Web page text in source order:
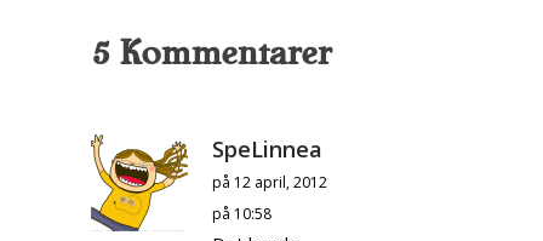
5 Kommentarer
SpeLinnea
på 12 april, 2012
på 10:58